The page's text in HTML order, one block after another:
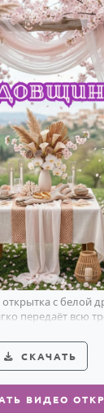
с белой
передаёт всю
СКАЧАТЬ
ВИДЕО